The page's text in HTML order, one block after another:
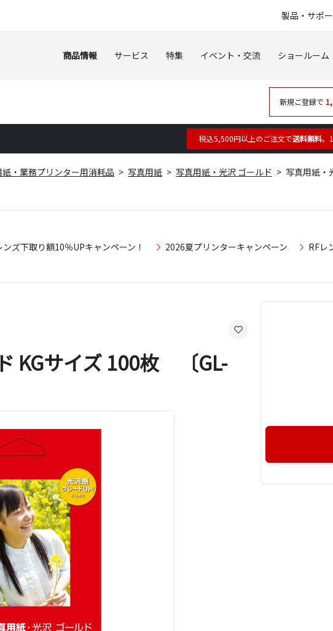
製品・サポ
商品情報 サービス 特集 イベント・交流 ショールーム
新規ご登録で
税込5,500円以上のご注文で送料無料。
紙・業務プリンター用消耗品 写真用紙 写真用紙・光沢 ゴールド 写真用紙・
ズ下取り額10％UPキャンペーン！ 2026夏プリンターキャンペーン RFレ
KGサイズ 100枚 〔GL-